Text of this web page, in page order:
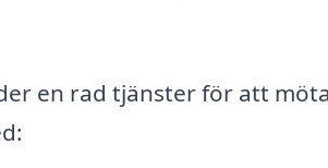
en rad tjänster för att möta